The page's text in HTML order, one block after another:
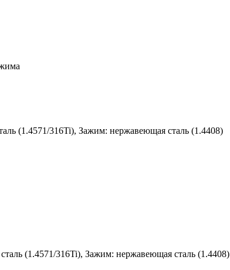
(1.4571/316Ti), Зажим: нержавеющая сталь (1.4408)
(1.4571/316Ti), Зажим: нержавеющая сталь (1.4408)